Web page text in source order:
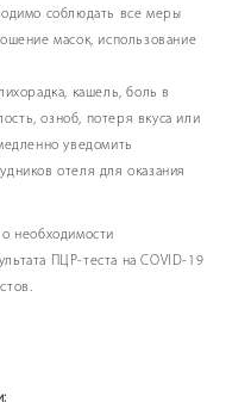
соблюдать все меры
масок, использование
кашель, боль в
озноб, потеря вкуса или
уведомить
отеля для оказания
необходимости
ПЦР-теста на COVID-19